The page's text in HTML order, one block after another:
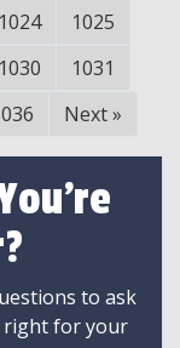
1024
1025
1030
1031
Next»
to ask
right for your